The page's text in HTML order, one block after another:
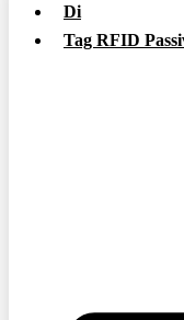
Di
Tag RFID